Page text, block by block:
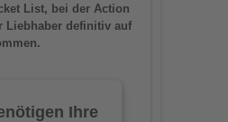
List, bei der Action
Liebhaber definitiv auf
Ihre